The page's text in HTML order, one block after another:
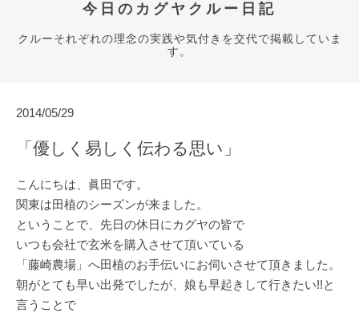
今日のカグヤクルー日記
クルーそれぞれの理念の実践や気付きを交代で掲載していま
す。
2014/05/29
「優しく易しく伝わる思い」
こんにちは、眞田です。
関東は田植のシーズンが来ました。
ということで、先日の休日にカグヤの皆で
いつも会社で玄米を購入させて頂いている
「藤崎農場」へ田植のお手伝いにお伺いさせて頂きました。
朝がとても早い出発でしたが、娘も早起きして行きたい!!と
言うことで